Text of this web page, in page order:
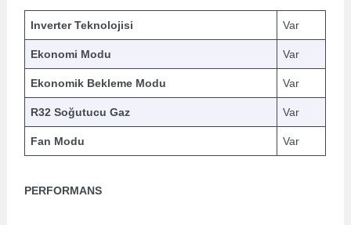
Inverter Teknolojisi Var
Ekonomi Modu Var
Ekonomik Bekleme Modu Var
R32 Soğutucu Gaz Var
Fan Modu Var
PERFORMANS